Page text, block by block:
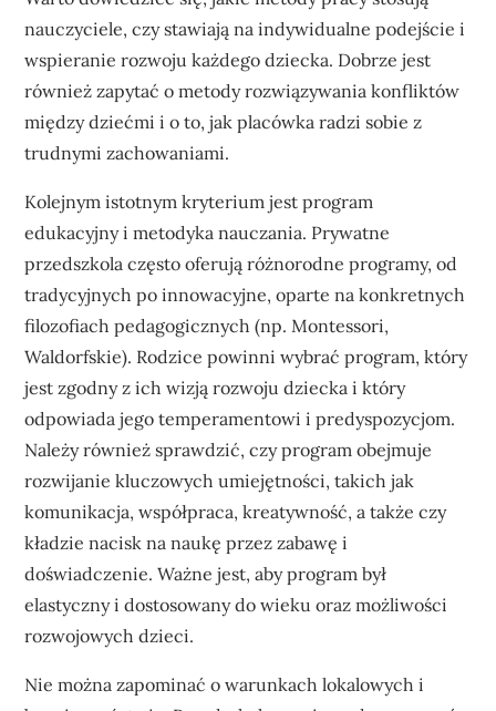
nauczyciele, czy stawiają na indywidualne podejście i
wspieranie rozwoju każdego dziecka. Dobrze jest
również zapytać o metody rozwiązywania konfliktów
między dziećmi i o to, jak placówka radzi sobie z
trudnymi zachowaniami.
Kolejnym istotnym kryterium jest program
edukacyjny i metodyka nauczania. Prywatne
przedszkola często oferują różnorodne programy, od
tradycyjnych po innowacyjne, oparte na konkretnych
filozofiach pedagogicznych (np. Montessori,
Waldorfskie). Rodzice powinni wybrać program, który
jest zgodny z ich wizją rozwoju dziecka i który
odpowiada jego temperamentowi i predyspozycjom.
Należy również sprawdzić, czy program obejmuje
rozwijanie kluczowych umiejętności, takich jak
komunikacja, współpraca, kreatywność, a także czy
kładzie nacisk na naukę przez zabawę i
doświadczenie. Ważne jest, aby program był
elastyczny i dostosowany do wieku oraz możliwości
rozwojowych dzieci.
Nie można zapominać o warunkach lokalowych i